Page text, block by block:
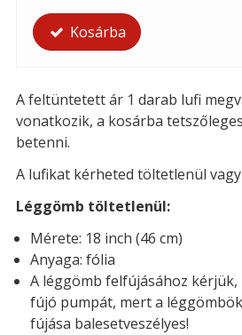
Kosárba
A feltüntetett ár 1 darab lufi
vonatkozik, a kosárba
betenni.
A lufikat kérheted töltetlenül
Léggömb töltetlenül:
Mérete: 18 inch (46 cm)
Anyaga: fólia
A léggömb felfújásához
fújó pumpát, mert a
fújása balesetveszélyes!